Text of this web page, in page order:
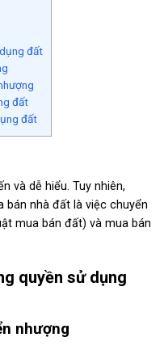
đất
đất
đất
và dễ hiểu. Tuy nhiên,
bán nhà đất là việc chuyển
mua bán đất) và mua bán
quyền sử dụng
nhượng